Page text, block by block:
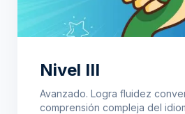
Nivel III
Avanzado. Logra fluidez
comprensión compleja del